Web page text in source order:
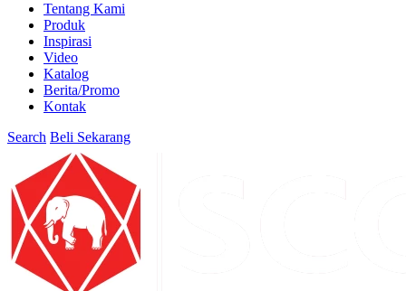
Tentang Kami
Produk
Inspirasi
Video
Katalog
Berita/Promo
Kontak
Search Beli Sekarang